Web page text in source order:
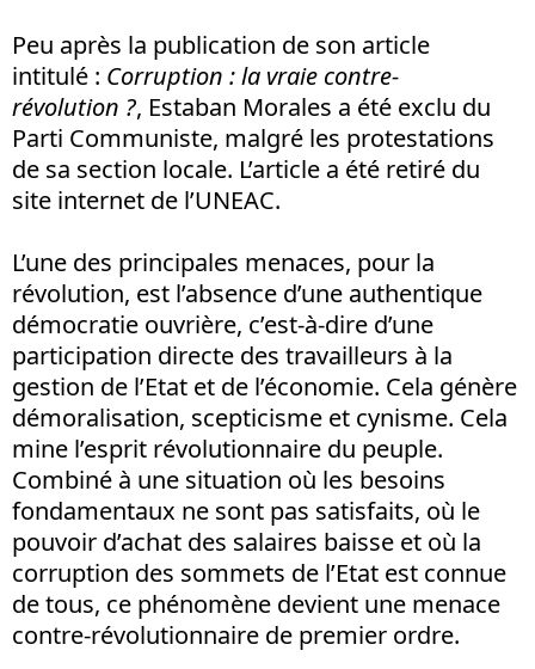
Peu après la publication de son article
intitulé : Corruption : la vraie contre-
révolution ?, Estaban Morales a été exclu du
Parti Communiste, malgré les protestations
de sa section locale. L’article a été retiré du
site internet de l’UNEAC.
L’une des principales menaces, pour la
révolution, est l’absence d’une authentique
démocratie ouvrière, c’est-à-dire d’une
participation directe des travailleurs à la
gestion de l’Etat et de l’économie. Cela génère
démoralisation, scepticisme et cynisme. Cela
mine l’esprit révolutionnaire du peuple.
Combiné à une situation où les besoins
fondamentaux ne sont pas satisfaits, où le
pouvoir d’achat des salaires baisse et où la
corruption des sommets de l’Etat est connue
de tous, ce phénomène devient une menace
contre-révolutionnaire de premier ordre.